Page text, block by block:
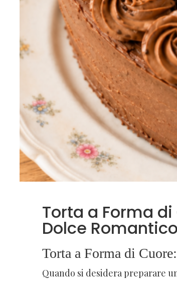
Torta a Forma
Dolce
Torta a Forma di
Quando si desidera preparare